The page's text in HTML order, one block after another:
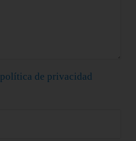
política de privacidad